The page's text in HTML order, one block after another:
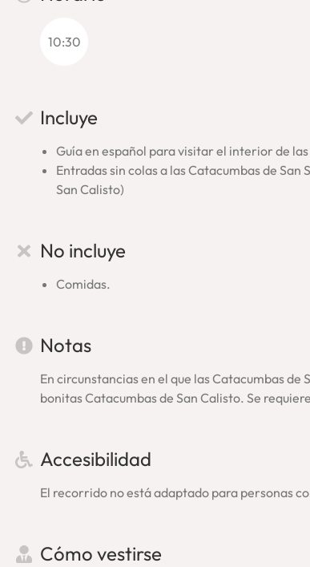
pierdas!10:30
Incluye
Guía en español para visitar el interior de
Entradas sin colas a las Catacumbas de
San Calisto)
No incluye
Comidas.
Notas
En circunstancias en el que las Catacumbas
bonitas Catacumbas de San Calisto. Se
Accesibilidad
El recorrido no está adaptado para personas
Cómo vestirse